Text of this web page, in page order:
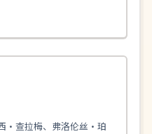
108分钟
·查拉梅、弗洛伦丝·珀